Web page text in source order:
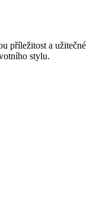
příležitost a užitečné
stylu.